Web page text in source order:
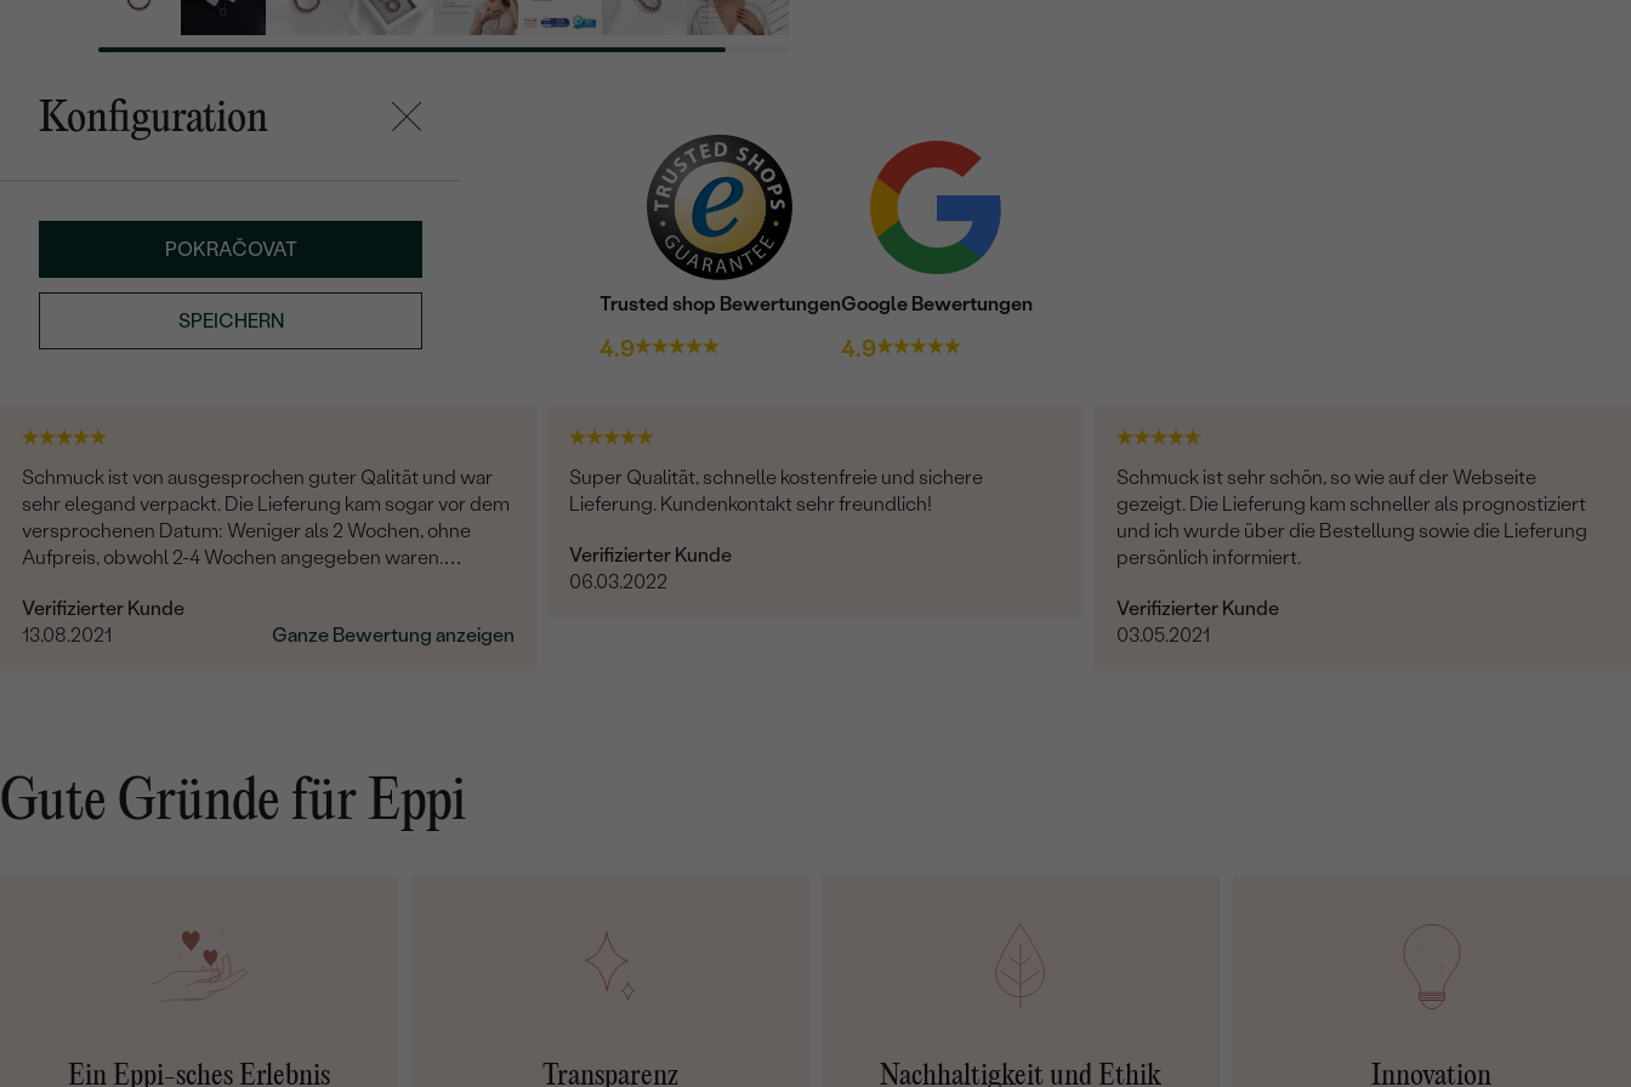
Konfiguration
POKRAČOVAT
SPEICHERN
Trusted shop Bewertungen
4.9
Google Bewertungen
4.9
Schmuck ist von ausgesprochen guter Qalität und war
sehr elegand verpackt. Die Lieferung kam sogar vor dem
versprochenen Datum: Weniger als 2 Wochen, ohne
Aufpreis, obwohl 2-4 Wochen angegeben waren.
sympathischen Kundenservice bestätigt. Wir werden in
Zukunft wieder bestellen. Vielen Dank!
Verifizierter Kunde
13.08.2021
Ganze Bewertung anzeigen
Super Qualität, schnelle kostenfreie und sichere
Lieferung. Kundenkontakt sehr freundlich!
Verifizierter Kunde
06.03.2022
Schmuck ist sehr schön, so wie auf der Webseite
gezeigt. Die Lieferung kam schneller als prognostiziert
und ich wurde über die Bestellung sowie die Lieferung
persönlich informiert.
Verifizierter Kunde
03.05.2021
Gute Gründe für Eppi
Ein Eppi-sches Erlebnis Transparenz Nachhaltigkeit und Ethik Innovation